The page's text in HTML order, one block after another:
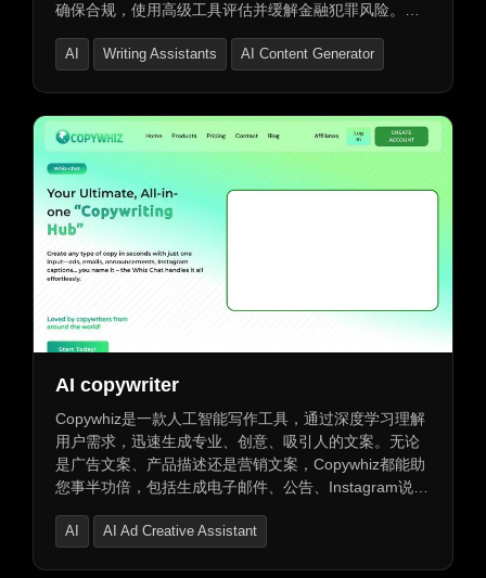
确保合规，使用高级工具评估并缓解金融犯罪风险。文
对监管变化，实现合规与高效服务。
AI Writing Assistants AI Content Generator
AI copywriter
Copywhiz是一款人工智能写作工具，通过深度学习理解
用户需求，迅速生成专业、创意、吸引人的文案。无论
是广告文案、产品描述还是营销文案，Copywhiz都能助
您事半功倍，包括生成电子邮件、公告、Instagram说明
AI
AI Ad Creative Assistant